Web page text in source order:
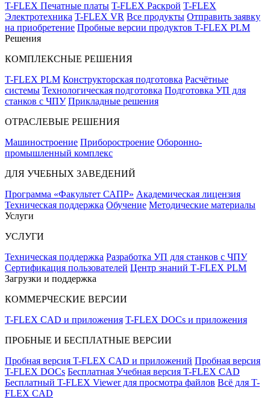
T-FLEX Печатные платы T-FLEX Раскрой T-FLEX
Электротехника T-FLEX VR Все продукты Отправить заявку
на приобретение Пробные версии продуктов T-FLEX PLM
Решения
КОМПЛЕКСНЫЕ РЕШЕНИЯ
T-FLEX PLM Конструкторская подготовка Расчётные
системы Технологическая подготовка Подготовка УП для
станков с ЧПУ Прикладные решения
ОТРАСЛЕВЫЕ РЕШЕНИЯ
Машиностроение Приборостроение Оборонно-
промышленный комплекс
ДЛЯ УЧЕБНЫХ ЗАВЕДЕНИЙ
Программа «Факультет САПР» Академическая лицензия
Техническая поддержка Обучение Методические материалы
Услуги
УСЛУГИ
Техническая поддержка Разработка УП для станков с ЧПУ
Сертификация пользователей Центр знаний T‑FLEX PLM
Загрузки и поддержка
КОММЕРЧЕСКИЕ ВЕРСИИ
T-FLEX CAD и приложения T-FLEX DOCs и приложения
ПРОБНЫЕ И БЕСПЛАТНЫЕ ВЕРСИИ
Пробная версия T-FLEX CAD и приложений Пробная версия
T-FLEX DOCs Бесплатная Учебная версия T-FLEX CAD
Бесплатный T-FLEX Viewer для просмотра файлов Всё для T-
FLEX CAD